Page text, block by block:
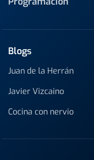
Blogs
Juan de la Herrán
Javier Vizcaino
Cocina con nervio